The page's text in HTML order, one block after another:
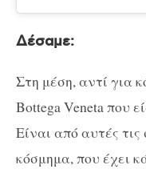
Δέσαμε:
Στη μέση, αντί για
Bottega Veneta που
Είναι από αυτές
κόσμημα, που έχει